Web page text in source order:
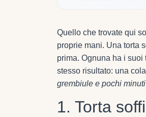
Quello che trovate qui
proprie mani. Una torta
prima. Ognuna ha i
stesso risultato: una
grembiule e pochi
1. Torta